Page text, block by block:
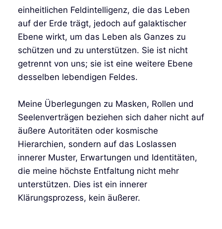
einheitlichen Feldintelligenz, die das Leben
auf der Erde trägt, jedoch auf galaktischer
Ebene wirkt, um das Leben als Ganzes zu
schützen und zu unterstützen. Sie ist nicht
getrennt von uns; sie ist eine weitere Ebene
desselben lebendigen Feldes.
Meine Überlegungen zu Masken, Rollen und
Seelenverträgen beziehen sich daher nicht auf
äußere Autoritäten oder kosmische
Hierarchien, sondern auf das Loslassen
innerer Muster, Erwartungen und Identitäten,
die meine höchste Entfaltung nicht mehr
unterstützen. Dies ist ein innerer
Klärungsprozess, kein äußerer.